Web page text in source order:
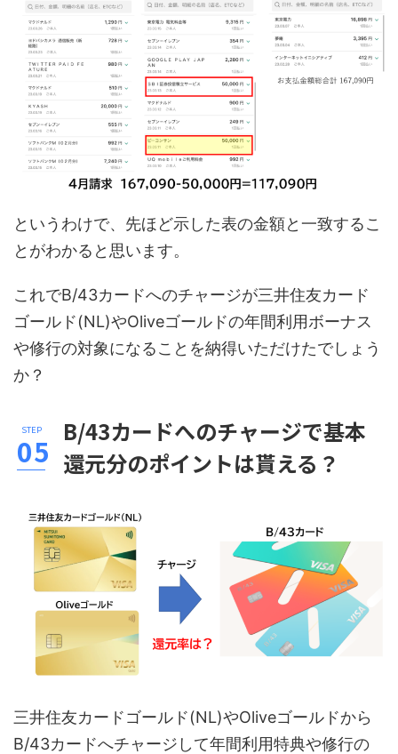
というわけで、先ほど示した表の金額と一致するこ
とがわかると思います。
これでB/43カードへのチャージが三井住友カード
ゴールド(NL)やOliveゴールドの年間利用ボーナス
や修行の対象になることを納得いただけたでしょう
か？
B/43カードへのチャージで基本
還元分のポイントは貰える？
三井住友カードゴールド(NL)やOliveゴールドから
B/43カードへチャージして年間利用特典や修行の